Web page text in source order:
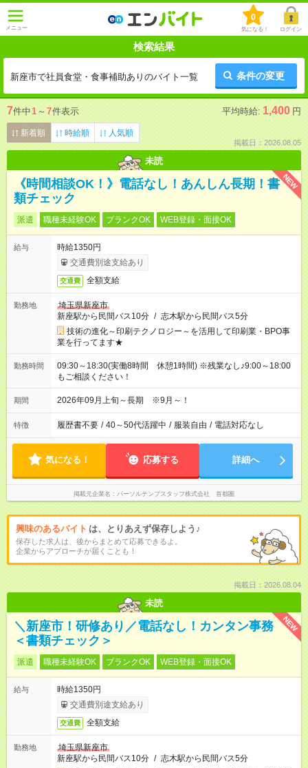
メニュー
0
気になる！ ログイン
検索結果
新座市で社員食堂・食事補助ありのバイト一覧 条件の変更
7件中1 ～ 7件表示 平均時給: 1,400 円
新着順 時給順 人気順
掲載日：2026.08.05
未読
NEW
《時間相談OK！》電話なし！あんしん長期！書
類チェック
派遣 職種未経験OK ブランクOK WEB登録・面接OK
給与
時給1350円
交通費別途支給あり
交通費 全額支給
勤務地
埼玉県新座市
新座駅から民間バス10分 / 志木駅から民間バス5分
技術の進化～印刷テクノロジー～を活用して印刷業・BPO事
業を行ってます★
勤務時間
09:30～18:30(実働8時間 休憩1時間) ※残業なし♪9:00～18:00
もご相談ください！
期間 2026年09月上旬～長期 ※9月～！
特徴 履歴書不要 / 40～50代活躍中 / 服装自由 / 電話対応なし
気になる！ 応募する 詳細へ
掲載元企業名 パーソルテンプスタッフ株式会社 首都圏
興味のあるバイト は、とりあえず保存しよう♪
保存した求人は、後からまとめて応募できるよ。
企業からアプローチが届くことも！
掲載日：2026.08.04
未読
NEW
＼新座市！研修あり／電話なし！カンタン事務
＜書類チェック＞
派遣 職種未経験OK ブランクOK WEB登録・面接OK
給与
時給1350円
交通費別途支給あり
交通費 全額支給
勤務地
埼玉県新座市
新座駅から民間バス10分 / 志木駅から民間バス5分